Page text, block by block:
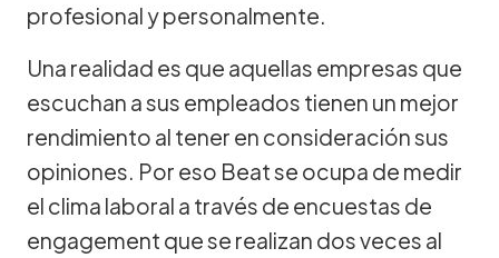
profesional y personalmente.
Una realidad es que aquellas empresas que
escuchan a sus empleados tienen un mejor
rendimiento al tener en consideración sus
opiniones. Por eso Beat se ocupa de medir
el clima laboral a través de encuestas de
engagement que se realizan dos veces al